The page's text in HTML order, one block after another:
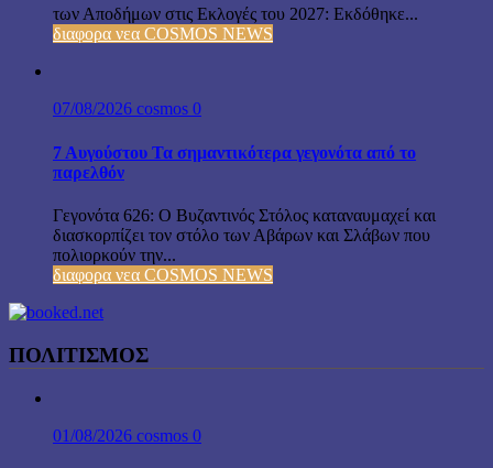
των Αποδήμων στις Εκλογές του 2027: Εκδόθηκε...
διαφορα νεα COSMOS NEWS
07/08/2026 cosmos 0
7 Αυγούστου Τα σημαντικότερα γεγονότα από το
παρελθόν
Γεγονότα 626: Ο Βυζαντινός Στόλος καταναυμαχεί και
διασκορπίζει τον στόλο των Αβάρων και Σλάβων που
πολιορκούν την...
διαφορα νεα COSMOS NEWS
ΠΟΛΙΤΙΣΜΟΣ
01/08/2026 cosmos 0